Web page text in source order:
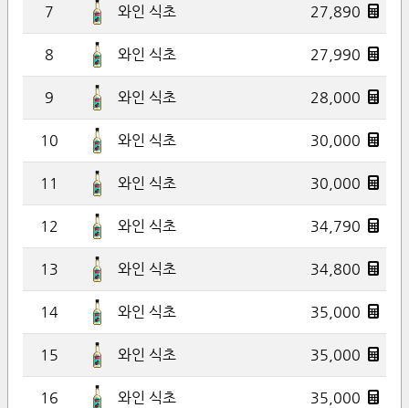
7 와인 식초 27,890
8 와인 식초 27,990
9 와인 식초 28,000
10 와인 식초 30,000
11 와인 식초 30,000
12 와인 식초 34,790
13 와인 식초 34,800
14 와인 식초 35,000
15 와인 식초 35,000
16 와인 식초 35,000